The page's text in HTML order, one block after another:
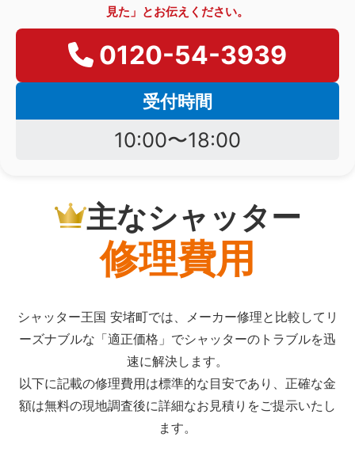
見た」とお伝えください。
0120-54-3939
受付時間
10:00〜18:00
主なシャッター
修理費用
シャッター王国 安堵町では、メーカー修理と比較してリ
ーズナブルな「適正価格」でシャッターのトラブルを迅
速に解決します。
以下に記載の修理費用は標準的な目安であり、正確な金
額は無料の現地調査後に詳細なお見積りをご提示いたし
ます。